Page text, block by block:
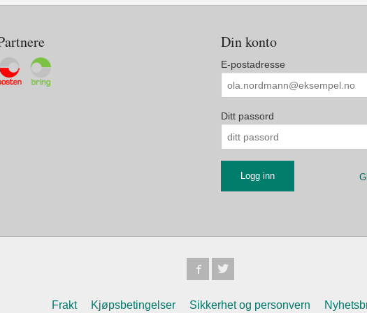
Din konto
E-postadresse
Ditt passord
Frakt Kjøpsbetingelser Sikkerhet og personvern